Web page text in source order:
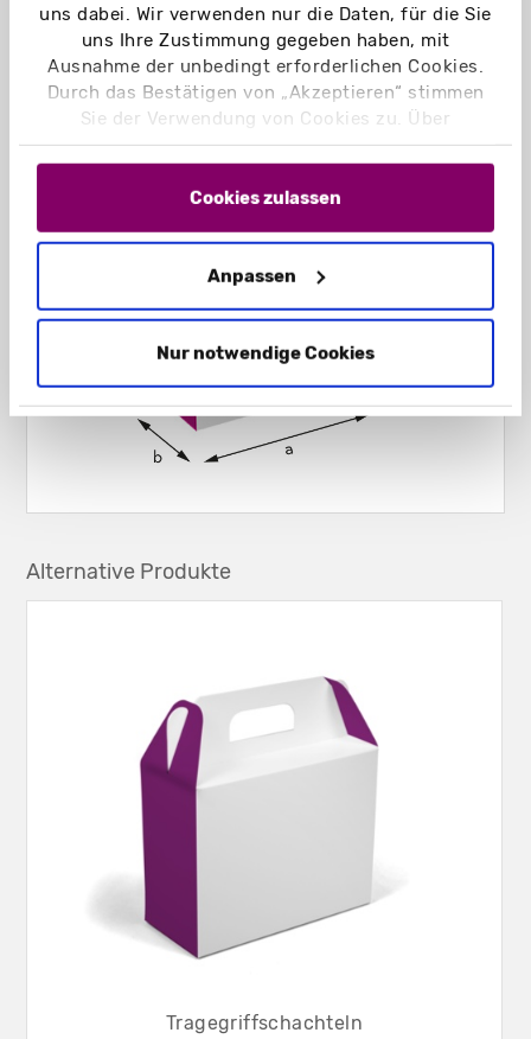
uns dabei. Wir verwenden nur die Daten, für die Sie
uns Ihre Zustimmung gegeben haben, mit
Ausnahme der unbedingt erforderlichen Cookies.
Durch das Bestätigen von „Akzeptieren“ stimmen
Sie der Verwendung von Cookies zu. Über
„Einstellungen“ können Sie auswählen, welche
Cookies Sie zulassen. Hier finden Sie unser
und unsereDatenschutzerklärung
Cookies zulassen
Anpassen
Nur notwendige Cookies
Alternative Produkte
Tragegriffschachteln